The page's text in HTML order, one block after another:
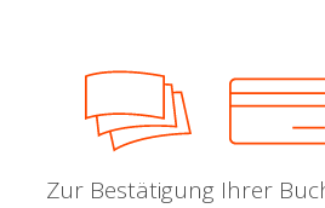
Zur Bestätigung Ihrer